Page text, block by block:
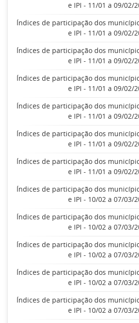
e IPI - 11/01 a 09/02/
Índices de participação dos
e IPI - 11/01 a 09/02/
Índices de participação dos
e IPI - 11/01 a 09/02/
Índices de participação dos
e IPI - 11/01 a 09/02/
Índices de participação dos
e IPI - 11/01 a 09/02/
Índices de participação dos
e IPI - 11/01 a 09/02/
Índices de participação dos
e IPI - 11/01 a 09/02/
Índices de participação dos
e IPI - 10/02 a 07/03/
Índices de participação dos
e IPI - 10/02 a 07/03/
Índices de participação dos
e IPI - 10/02 a 07/03/
Índices de participação dos
e IPI - 10/02 a 07/03/
Índices de participação dos
e IPI - 10/02 a 07/03/